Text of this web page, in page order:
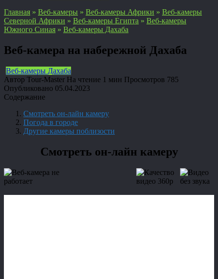
Главная » Веб-камеры » Веб-камеры Африки » Веб-камеры
Северной Африки » Веб-камеры Египта » Веб-камеры
Южного Синая » Веб-камеры Дахаба
Веб-камера на набережной Дахаба
Веб-камеры Дахаба
Автор Tour-Master На чтение 1 мин Просмотров 785
Опубликовано 05.04.2023
Содержание
Смотреть он-лайн камеру
Погода в городе
Другие камеры поблизости
Смотреть он-лайн камеру